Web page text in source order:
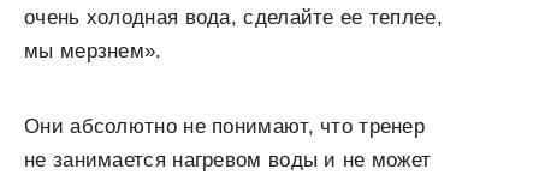
очень холодная вода, сделайте ее теплее,
мы мерзнем».
Они абсолютно не понимают, что тренер
не занимается нагревом воды и не может